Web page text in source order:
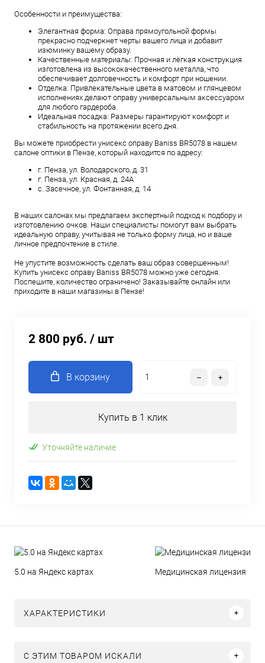
Особенности и преимущества:
Элегантная форма: Оправа прямоугольной формы
прекрасно подчеркнет черты вашего лица и добавит
изюминку вашему образу.
Качественные материалы: Прочная и лёгкая конструкция
изготовлена из высококачественного металла, что
обеспечивает долговечность и комфорт при ношении.
Отделка: Привлекательные цвета в матовом и глянцевом
исполнениях делают оправу универсальным аксессуаром
для любого гардероба.
Идеальная посадка: Размеры гарантируют комфорт и
стабильность на протяжении всего дня.
Вы можете приобрести унисекс оправу Baniss BR5078 в нашем
салоне оптики в Пензе, который находится по адресу:
г. Пенза, ул. Володарского, д. 31
г. Пенза, ул. Красная, д. 24А
с. Засечное, ул. Фонтанная, д. 14
В наших салонах мы предлагаем экспертный подход к подбору и
изготовлению очков. Наши специалисты помогут вам выбрать
идеальную оправу, учитывая не только форму лица, но и ваше
личное предпочтение в стиле.
Не упустите возможность сделать ваш образ совершенным!
Купить унисекс оправу Baniss BR5078 можно уже сегодня.
Поспешите, количество ограничено! Заказывайте онлайн или
приходите в наши магазины в Пензе!
2 800 руб. / шт
В корзину
Купить в 1 клик
Уточняйте наличие
5.0 на Яндекс картах Медицинская лицензия
ХАРАКТЕРИСТИКИ
C ЭТИМ ТОВАРОМ ИСКАЛИ